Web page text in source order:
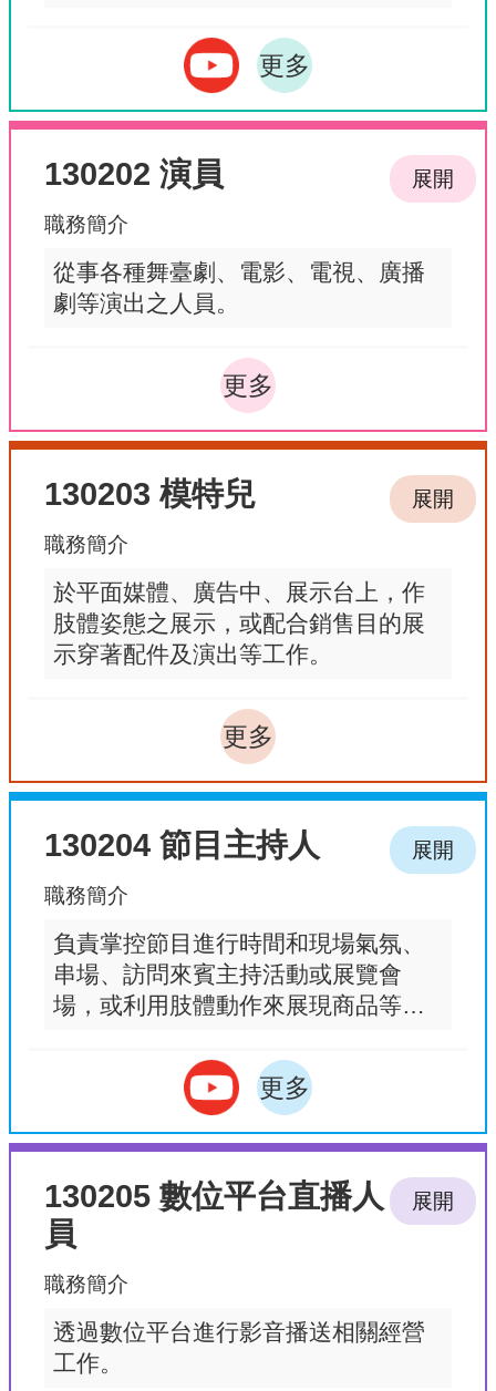
更多
130202 演員
職務簡介
從事各種舞臺劇、電影、電視、廣播
劇等演出之人員。
更多
展開
130203 模特兒
職務簡介
於平面媒體、廣告中、展示台上，作
肢體姿態之展示，或配合銷售目的展
示穿著配件及演出等工作。
更多
展開
130204 節目主持人
職務簡介
負責掌控節目進行時間和現場氣氛、
串場、訪問來賓主持活動或展覽會
場，或利用肢體動作來展現商品等，
更多
展開
130205 數位平台直播人
員
職務簡介
透過數位平台進行影音播送相關經營
工作。
展開